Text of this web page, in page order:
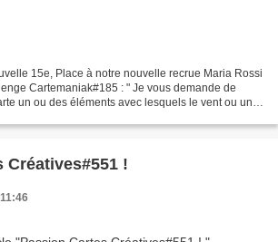
15e, Place à notre nouvelle recrue Maria Rossi
Cartemaniak#185 : " Je vous demande de
un ou des éléments avec lesquels le vent ou une
Créatives#551 !